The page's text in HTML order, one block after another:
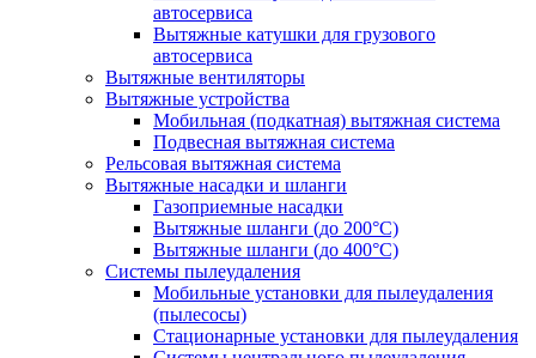
автосервиса
Вытяжные катушки для грузового
автосервиса
Вытяжные вентиляторы
Вытяжные устройства
Мобильная (подкатная) вытяжная система
Подвесная вытяжная система
Рельсовая вытяжная система
Вытяжные насадки и шланги
Газоприемные насадки
Вытяжные шланги (до 200°C)
Вытяжные шланги (до 400°C)
Системы пылеудаления
Мобильные установки для пылеудаления
(пылесосы)
Стационарные установки для пылеудаления